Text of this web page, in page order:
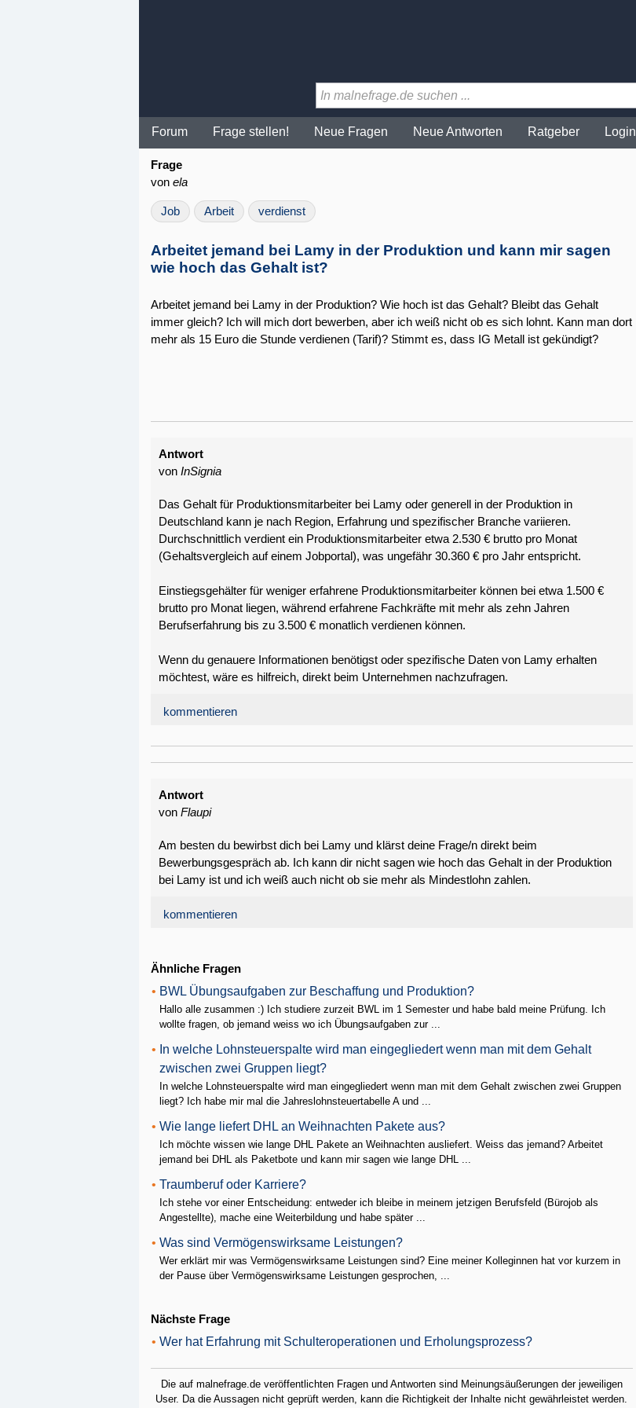
Forum Frage stellen! Neue Fragen Neue Antworten Ratgeber Login
Frage
von ela
Job Arbeit verdienst
Arbeitet jemand bei Lamy in der Produktion und kann mir sagen
wie hoch das Gehalt ist?
Arbeitet jemand bei Lamy in der Produktion? Wie hoch ist das Gehalt? Bleibt das Gehalt
immer gleich? Ich will mich dort bewerben, aber ich weiß nicht ob es sich lohnt. Kann man dort
mehr als 15 Euro die Stunde verdienen (Tarif)? Stimmt es, dass IG Metall ist gekündigt?
Antwort
von InSignia
Das Gehalt für Produktionsmitarbeiter bei Lamy oder generell in der Produktion in
Deutschland kann je nach Region, Erfahrung und spezifischer Branche variieren.
Durchschnittlich verdient ein Produktionsmitarbeiter etwa 2.530 € brutto pro Monat
(Gehaltsvergleich auf einem Jobportal), was ungefähr 30.360 € pro Jahr entspricht.
Einstiegsgehälter für weniger erfahrene Produktionsmitarbeiter können bei etwa 1.500 €
brutto pro Monat liegen, während erfahrene Fachkräfte mit mehr als zehn Jahren
Berufserfahrung bis zu 3.500 € monatlich verdienen können.
Wenn du genauere Informationen benötigst oder spezifische Daten von Lamy erhalten
möchtest, wäre es hilfreich, direkt beim Unternehmen nachzufragen.
kommentieren
Antwort
von Flaupi
Am besten du bewirbst dich bei Lamy und klärst deine Frage/n direkt beim
Bewerbungsgespräch ab. Ich kann dir nicht sagen wie hoch das Gehalt in der Produktion
bei Lamy ist und ich weiß auch nicht ob sie mehr als Mindestlohn zahlen.
kommentieren
Ähnliche Fragen
• BWL Übungsaufgaben zur Beschaffung und Produktion?
Hallo alle zusammen :) Ich studiere zurzeit BWL im 1 Semester und habe bald meine Prüfung. Ich
wollte fragen, ob jemand weiss wo ich Übungsaufgaben zur ...
• In welche Lohnsteuerspalte wird man eingegliedert wenn man mit dem Gehalt
zwischen zwei Gruppen liegt?
In welche Lohnsteuerspalte wird man eingegliedert wenn man mit dem Gehalt zwischen zwei Gruppen
liegt? Ich habe mir mal die Jahreslohnsteuertabelle A und ...
• Wie lange liefert DHL an Weihnachten Pakete aus?
Ich möchte wissen wie lange DHL Pakete an Weihnachten ausliefert. Weiss das jemand? Arbeitet
jemand bei DHL als Paketbote und kann mir sagen wie lange DHL ...
• Traumberuf oder Karriere?
Ich stehe vor einer Entscheidung: entweder ich bleibe in meinem jetzigen Berufsfeld (Bürojob als
Angestellte), mache eine Weiterbildung und habe später ...
• Was sind Vermögenswirksame Leistungen?
Wer erklärt mir was Vermögenswirksame Leistungen sind? Eine meiner Kolleginnen hat vor kurzem in
der Pause über Vermögenswirksame Leistungen gesprochen, ...
Nächste Frage
• Wer hat Erfahrung mit Schulteroperationen und Erholungsprozess?
Die auf malnefrage.de veröffentlichten Fragen und Antworten sind Meinungsäußerungen der jeweiligen
User. Da die Aussagen nicht geprüft werden, kann die Richtigkeit der Inhalte nicht gewährleistet werden.